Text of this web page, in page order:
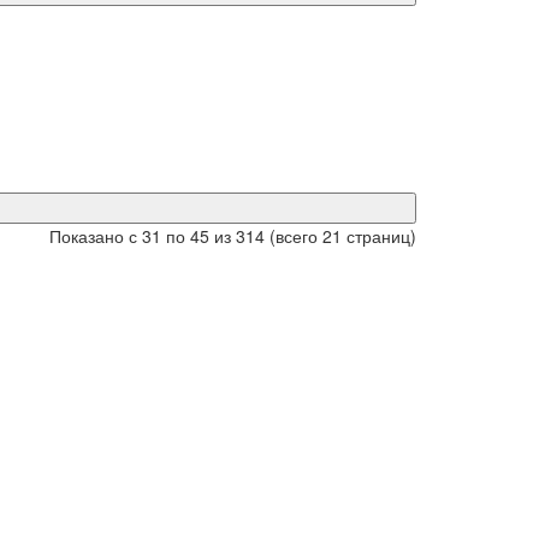
Показано с 31 по 45 из 314 (всего 21 страниц)